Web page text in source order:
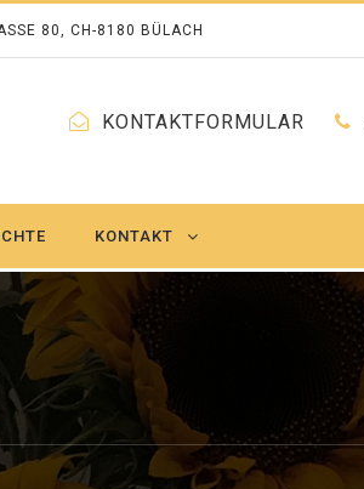
80, CH-8180 BÜLACH
KONTAKTFORMULAR
KONTAKT